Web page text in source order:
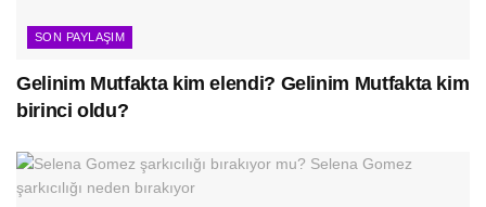
SON PAYLAŞIM
Gelinim Mutfakta kim elendi? Gelinim Mutfakta kim
birinci oldu?